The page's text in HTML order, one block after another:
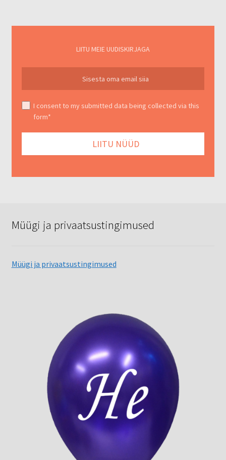
LIITU MEIE UUDISKIRJAGA
I consent to my submitted data being collected via this
form*
Müügi ja privaatsustingimused
Müügi ja privaatsustingimused